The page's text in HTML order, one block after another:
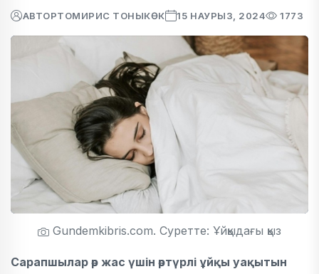
АВТОРТОМИРИС ТОНЫКӨК 15 НАУРЫЗ, 2024 1773
Gundemkibris.com. Суретте: Ұйқыдағы қыз
Сарапшылар әр жас үшін әртүрлі ұйқы уақытын